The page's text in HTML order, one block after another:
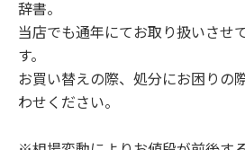
辞書。
当店でも通年にてお取り扱いさせ
す。
お買い替えの際、処分にお困りの
わせください。